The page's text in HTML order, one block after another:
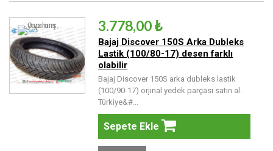
3.778,00 ₺
Bajaj Discover 150S Arka Dubleks
Lastik (100/80-17) desen farklı
olabilir
Bajaj Discover 150S arka dubleks lastik
(100/90-17) orjinal yedek parçası satın al.
Türkiye&#...
Sepete Ekle